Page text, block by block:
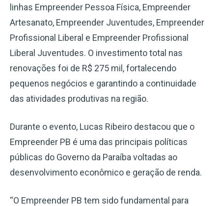
linhas Empreender Pessoa Física, Empreender
Artesanato, Empreender Juventudes, Empreender
Profissional Liberal e Empreender Profissional
Liberal Juventudes. O investimento total nas
renovações foi de R$ 275 mil, fortalecendo
pequenos negócios e garantindo a continuidade
das atividades produtivas na região.
Durante o evento, Lucas Ribeiro destacou que o
Empreender PB é uma das principais políticas
públicas do Governo da Paraíba voltadas ao
desenvolvimento econômico e geração de renda.
“O Empreender PB tem sido fundamental para